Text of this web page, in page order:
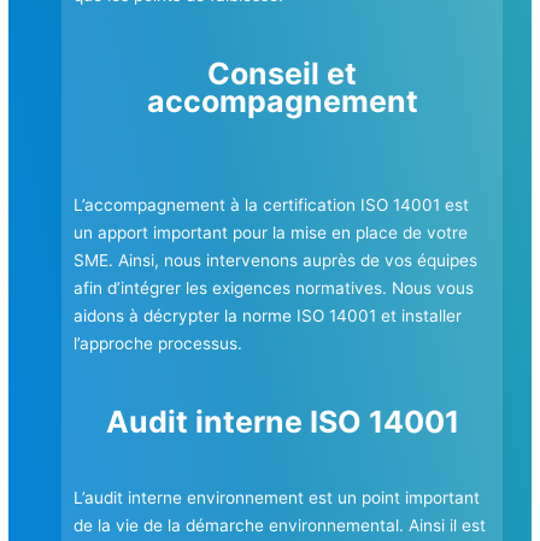
Conseil et
accompagnement
L’accompagnement à la certification ISO 14001 est
un apport important pour la mise en place de votre
SME. Ainsi, nous intervenons auprès de vos équipes
afin d’intégrer les exigences normatives. Nous vous
aidons à décrypter la norme ISO 14001 et installer
l’approche processus.
Audit interne ISO 14001
L’audit interne environnement est un point important
de la vie de la démarche environnemental. Ainsi il est